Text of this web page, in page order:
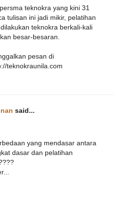
teknokra yang kini 31
tulisan ini jadi mikir, pelatihan
teknokra berkali-kali
besar-besaran.
pesan di
teknokraunila.com
said...
yang mendasar antara
dasar dan pelatihan